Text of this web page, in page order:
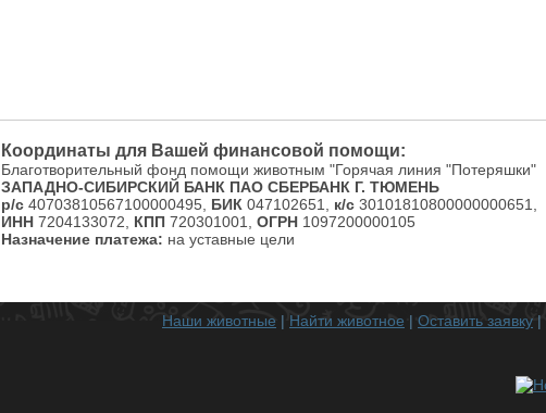
Координаты для Вашей финансовой помощи:
Благотворительный фонд помощи животным "Горячая линия "Потеряшки"
ЗАПАДНО-СИБИРСКИЙ БАНК ПАО СБЕРБАНК Г. ТЮМЕНЬ
р/с 40703810567100000495, БИК 047102651, к/с 30101810800000000651,
ИНН 7204133072, КПП 720301001, ОГРН 1097200000105
Назначение платежа: на уставные цели
Наши животные | Найти животное | Оставить заявку |